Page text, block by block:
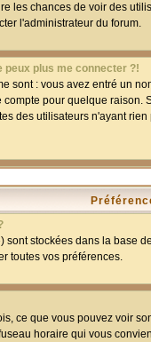
les chances de voir des
l'administrateur du forum.
peux plus me connecter ?!
sont : vous avez entré un
pour quelque
des utilisateurs n'ayant
sont stockées dans la base
toutes vos préférences.
ce que vous pouvez voir
horaire qui vous